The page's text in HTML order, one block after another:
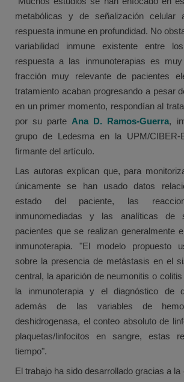
metabólicas y de señalización celular
respuesta inmune en profundidad. No
variabilidad inmune existente entre
respuesta a las inmunoterapias es
fracción muy relevante de pacientes
tratamiento acaban progresando a pesar
en un primer momento, respondían al
por su parte Ana D. Ramos-Guerra,
grupo de Ledesma en la UPM/
firmante del artículo.
Las autoras explican que, para
únicamente se han usado datos
estado del paciente, las
inmunomediadas y las analíticas de
pacientes que se realizan generalmente
inmunoterapia. "El modelo propuesto
sobre la presencia de metástasis en el
central, la aparición de neumonitis o
la inmunoterapia y el diagnóstico de
además de las variables de
deshidrogenasa, el conteo absoluto de
plaquetas/linfocitos en sangre, estas
tiempo".
El trabajo ha sido desarrollado gracias a la